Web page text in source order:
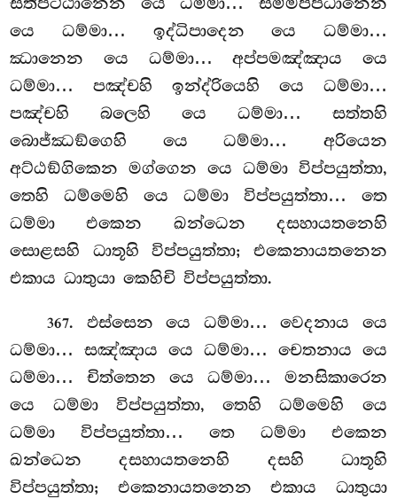
යෙ ධම්මා… ඉද්ධිපාදෙන යෙ ධම්මා…
ඣානෙන යෙ ධම්මා… අප්පමඤ්ඤාය යෙ
ධම්මා… පඤ්චහි ඉන්ද්රියෙහි යෙ ධම්මා…
පඤ්චහි බලෙහි යෙ ධම්මා… සත්තහි
බොජ්ඣඞ්ගෙහි යෙ ධම්මා… අරියෙන
අට්ඨඞ්ගිකෙන මග්ගෙන යෙ ධම්මා විප්පයුත්තා,
තෙහි ධම්මෙහි යෙ ධම්මා විප්පයුත්තා… තෙ
ධම්මා එකෙන ඛන්ධෙන දසහායතනෙහි
සොළසහි ධාතූහි විප්පයුත්තා; එකෙනායතනෙන
එකාය ධාතුයා කෙහිචි විප්පයුත්තා.
367. ඵස්සෙන යෙ ධම්මා… වෙදනාය යෙ
ධම්මා… සඤ්ඤාය යෙ ධම්මා… චෙතනාය යෙ
ධම්මා… චිත්තෙන යෙ ධම්මා… මනසිකාරෙන
යෙ ධම්මා විප්පයුත්තා, තෙහි ධම්මෙහි යෙ
ධම්මා විප්පයුත්තා… තෙ ධම්මා එකෙන
ඛන්ධෙන දසහායතනෙහි දසහි ධාතූහි
විප්පයුත්තා; එකෙනායතනෙන එකාය ධාතුයා